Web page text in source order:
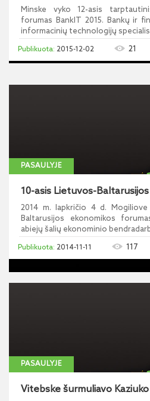
Minske vyko 12-asis
forumas BankIT 2015. Bankų ir
informacinių technologijų
2015-12-02 21
PASAULYJE
10-asis Lietuvos-
2014 m. lapkričio 4 d.
Baltarusijos ekonomikos
abiejų šalių ekonominio
2014-11-11 117
PASAULYJE
Vitebske šurmuliavo